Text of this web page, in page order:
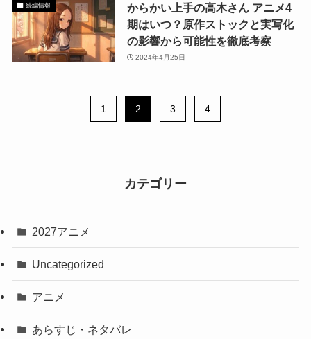
続編情報
からかい上手の高木さん アニメ4
期はいつ？原作ストックと実写化
の影響から可能性を徹底考察
2024年4月25日
1 2 3 4
カテゴリー
2027アニメ
Uncategorized
アニメ
あらすじ・ネタバレ